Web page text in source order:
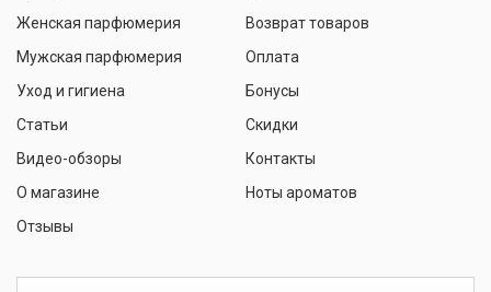
Женская парфюмерия
Мужская парфюмерия
Уход и гигиена
Статьи
Видео-обзоры
О магазине
Отзывы
Возврат товаров
Оплата
Бонусы
Скидки
Контакты
Ноты ароматов